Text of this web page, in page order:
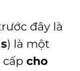
đây là
) là một
cho